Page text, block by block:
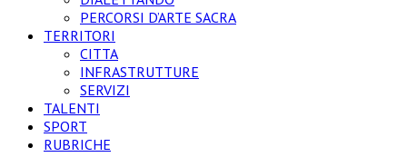
PERCORSI D’ARTE SACRA
TERRITORI
CITTA
INFRASTRUTTURE
SERVIZI
TALENTI
SPORT
RUBRICHE